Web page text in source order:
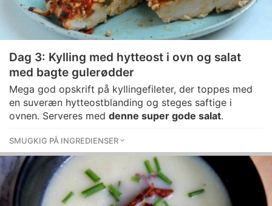
Dag 3: Kylling med hytteost i ovn og salat
med bagte gulerødder
Mega god opskrift på kyllingefileter, der toppes med
en suveræn hytteostblanding og steges saftige i
ovnen. Serveres med denne super gode salat.
SMUGKIG PÅ INGREDIENSER